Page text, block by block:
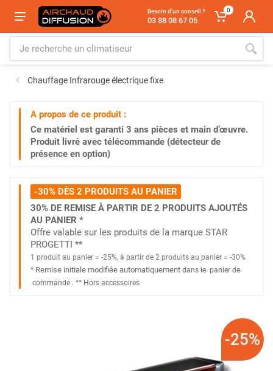
Besoin d'un conseil ?
03 88 08 67 05
0
Chauffage Infrarouge électrique fixe
A propos de ce produit :
Ce matériel est garanti 3 ans pièces et main d’œuvre.
Produit livré avec télécommande (détecteur de
présence en option)
-30% DÈS 2 PRODUITS AU PANIER
30% DE REMISE À PARTIR DE 2 PRODUITS AJOUTÉS
AU PANIER *
Offre valable sur les produits de la marque STAR
PROGETTI **
1 produit au panier = -25%, à partir de 2 produits au panier = -30%
* Remise initiale modifiée automatiquement dans le panier de
commande . ** Hors accessoires
-25%